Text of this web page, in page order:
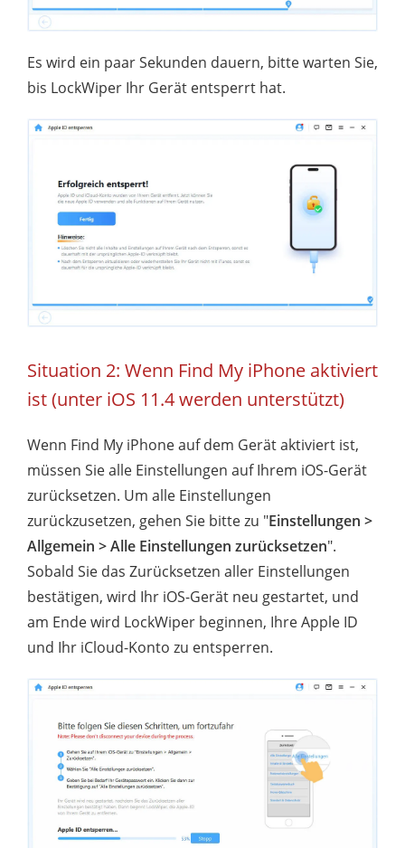
Es wird ein paar Sekunden dauern, bitte warten Sie,
bis LockWiper Ihr Gerät entsperrt hat.
Situation 2: Wenn Find My iPhone aktiviert
ist (unter iOS 11.4 werden unterstützt)
Wenn Find My iPhone auf dem Gerät aktiviert ist,
müssen Sie alle Einstellungen auf Ihrem iOS-Gerät
zurücksetzen. Um alle Einstellungen
zurückzusetzen, gehen Sie bitte zu "Einstellungen >
Allgemein > Alle Einstellungen zurücksetzen".
Sobald Sie das Zurücksetzen aller Einstellungen
bestätigen, wird Ihr iOS-Gerät neu gestartet, und
am Ende wird LockWiper beginnen, Ihre Apple ID
und Ihr iCloud-Konto zu entsperren.